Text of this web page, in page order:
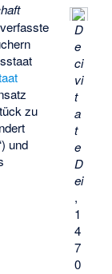
D
e
ci
vi
t
a
t
e
D
ei
,
1
4
7
0
zu
) und